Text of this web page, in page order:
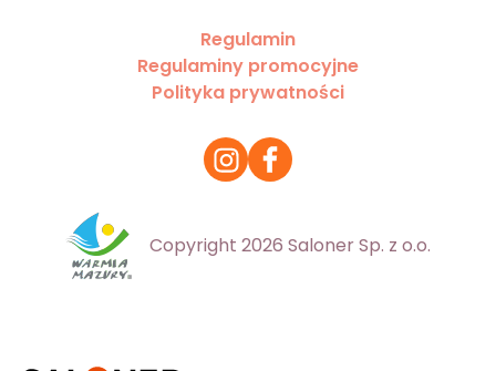
Regulamin
Regulaminy promocyjne
Polityka prywatności
Copyright 2026 Saloner Sp. z o.o.